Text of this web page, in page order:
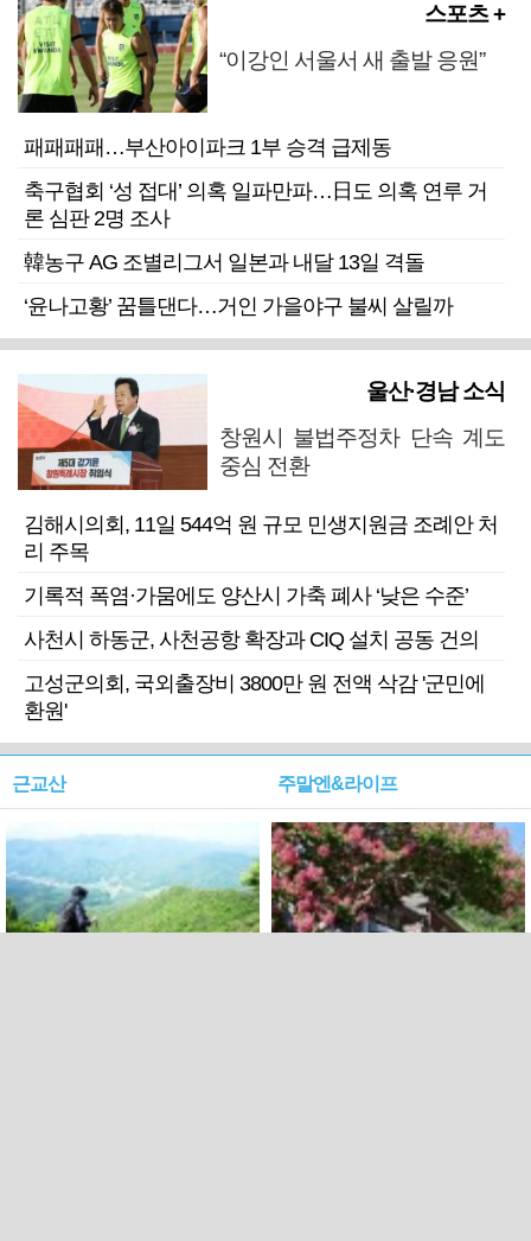
스포츠 +
“이강인 서울서 새 출발 응원”
패패패패…부산아이파크 1부 승격 급제동
축구협회 ‘성 접대’ 의혹 일파만파…日도 의혹 연루 거
론 심판 2명 조사
韓농구 AG 조별리그서 일본과 내달 13일 격돌
‘윤나고황’ 꿈틀댄다…거인 가을야구 불씨 살릴까
울산·경남 소식
창원시 불법주정차 단속 계도
중심 전환
김해시의회, 11일 544억 원 규모 민생지원금 조례안 처
리 주목
기록적 폭염·가뭄에도 양산시 가축 폐사 ‘낮은 수준’
사천시 하동군, 사천공항 확장과 CIQ 설치 공동 건의
고성군의회, 국외출장비 3800만 원 전액 삭감 '군민에
환원'
근교산 주말엔&라이프